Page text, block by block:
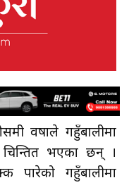
वर्षाले गहुँबालीमा
चिन्तित भएका छन् ।
पारेको गहुँबालीमा